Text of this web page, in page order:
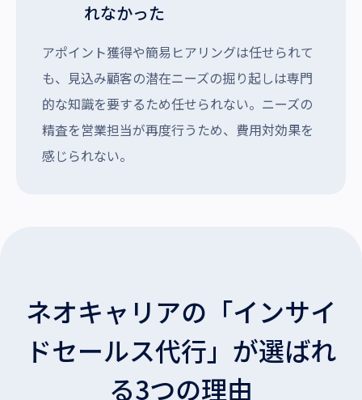
れなかった
アポイント獲得や簡易ヒアリングは任せられて
も、見込み顧客の潜在ニーズの掘り起しは専門
的な知識を要するため任せられない。ニーズの
精査を営業担当が再度行うため、費用対効果を
感じられない。
ネオキャリアの「インサイ
ドセールス代行」が選ばれ
る3つの理由